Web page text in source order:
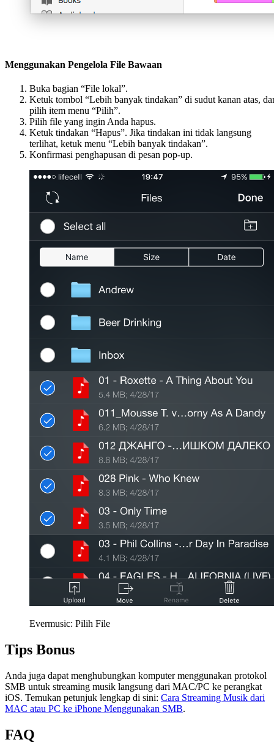
Menggunakan Pengelola File Bawaan
Buka bagian “File lokal”.
Ketuk tombol “Lebih banyak tindakan” di sudut kanan atas,
pilih item menu “Pilih”.
Pilih file yang ingin Anda hapus.
Ketuk tindakan “Hapus”. Jika tindakan ini tidak langsung
terlihat, ketuk menu “Lebih banyak tindakan”.
Konfirmasi penghapusan di pesan pop-up.
Evermusic: Pilih File
Tips Bonus
Anda juga dapat menghubungkan komputer menggunakan protokol
SMB untuk streaming musik langsung dari MAC/PC ke perangkat
iOS. Temukan petunjuk lengkap di sini: Cara Streaming Musik dari
MAC atau PC ke iPhone Menggunakan SMB.
FAQ